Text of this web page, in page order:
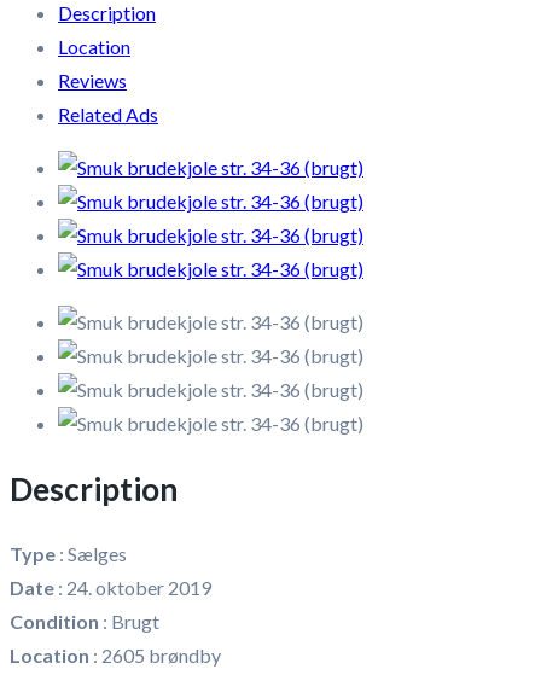
Description
Location
Reviews
Related Ads
Description
Type : Sælges
Date : 24. oktober 2019
Condition : Brugt
Location : 2605 brøndby